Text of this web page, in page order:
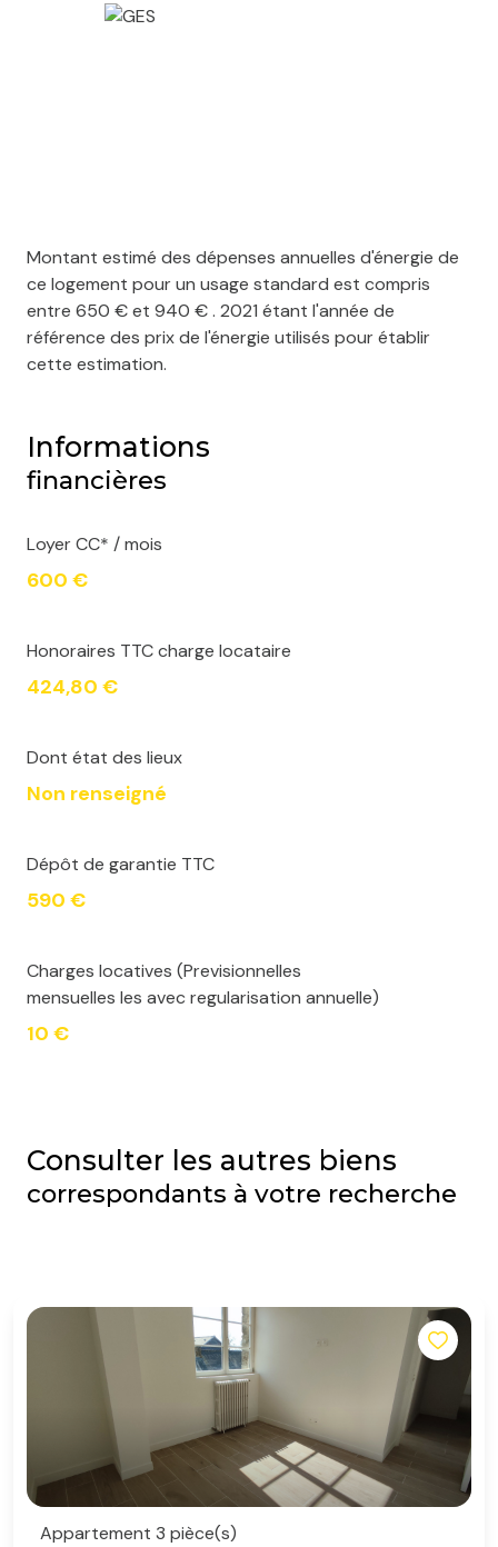
Montant estimé des dépenses annuelles d'énergie de
ce logement pour un usage standard est compris
entre 650 € et 940 € . 2021 étant l'année de
référence des prix de l'énergie utilisés pour établir
cette estimation.
Informations
financières
Loyer CC* / mois
600 €
Honoraires TTC charge locataire
424,80 €
Dont état des lieux
Non renseigné
Dépôt de garantie TTC
590 €
Charges locatives (Previsionnelles
mensuelles les avec regularisation annuelle)
10 €
Consulter les autres biens
correspondants à votre recherche
Appartement 3 pièce(s)